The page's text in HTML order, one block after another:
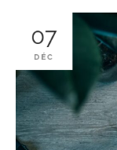
07
DÉC